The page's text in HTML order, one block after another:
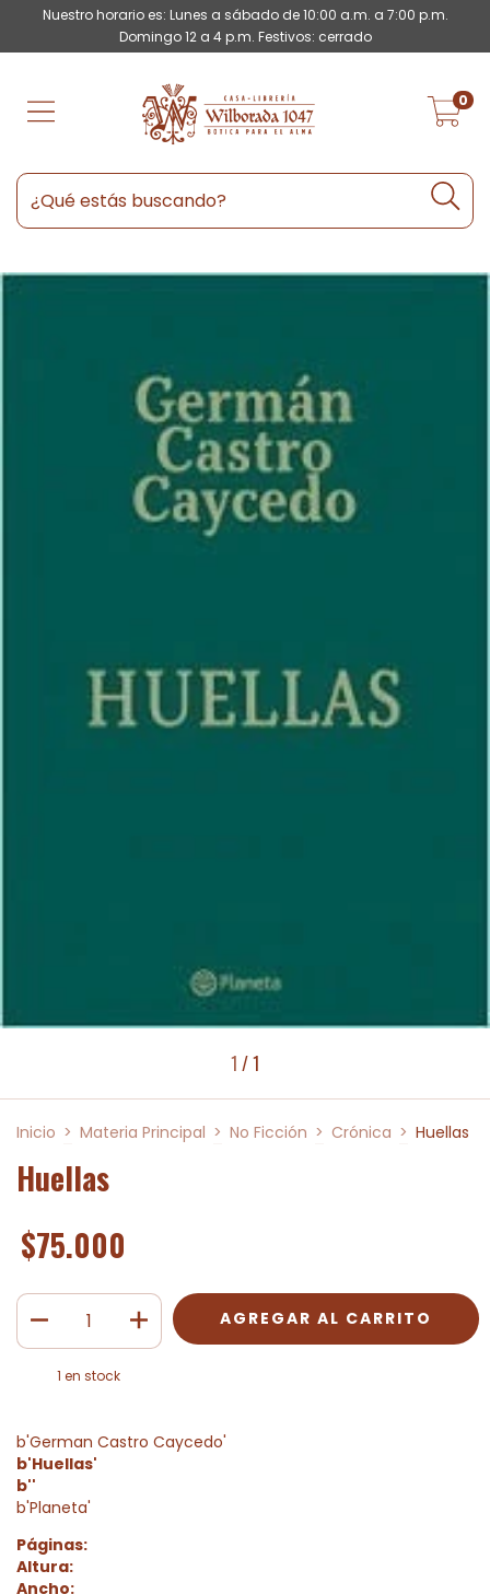
Nuestro horario es: Lunes a sábado de 10:00 a.m. a 7:00 p.m.
Domingo 12 a 4 p.m. Festivos: cerrado
0
1 /1
Inicio > Materia Principal > No Ficción > Crónica > Huellas
Huellas
$75.000
1 en stock
b'German Castro Caycedo'
b'Huellas'
b''
b'Planeta'
Páginas:
Altura:
Ancho: